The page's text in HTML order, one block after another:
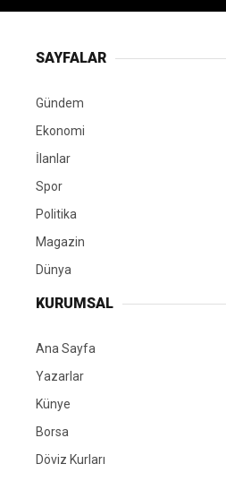
SAYFALAR
Gündem
Ekonomi
İlanlar
Spor
Politika
Magazin
Dünya
KURUMSAL
Ana Sayfa
Yazarlar
Künye
Borsa
Döviz Kurları